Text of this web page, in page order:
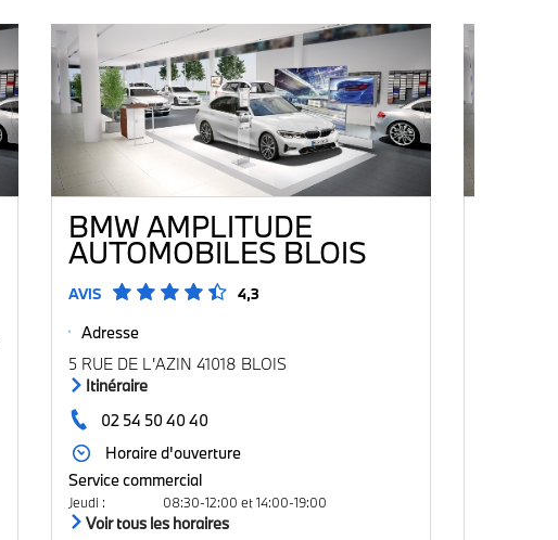
BMW AMPLITUDE
AUTOMOBILES BLOIS
AVIS 4,3
Adresse
5 RUE DE L'AZIN 41018 BLOIS
Itinéraire
02 54 50 40 40
Horaire d'ouverture
Service commercial
Jeudi : 08:30-12:00 et 14:00-19:00
Voir tous les horaires